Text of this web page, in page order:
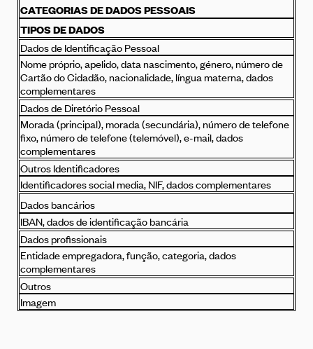
CATEGORIAS DE DADOS PESSOAIS
TIPOS DE DADOS
Dados de Identificação Pessoal
Nome próprio, apelido, data nascimento, género, número de
Cartão do Cidadão, nacionalidade, língua materna, dados
complementares
Dados de Diretório Pessoal
Morada (principal), morada (secundária), número de telefone
fixo, número de telefone (telemóvel), e-mail, dados
complementares
Outros Identificadores
Identificadores social media, NIF, dados complementares
Dados bancários
IBAN, dados de identificação bancária
Dados profissionais
Entidade empregadora, função, categoria, dados
complementares
Outros
Imagem